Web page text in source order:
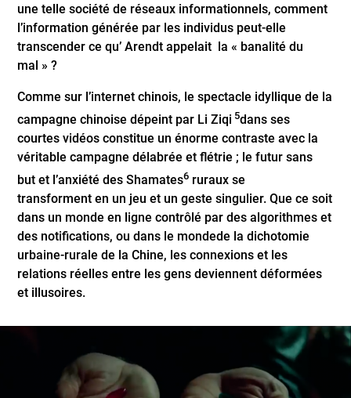
une telle société de réseaux informationnels, comment
l’information générée par les individus peut-elle
transcender ce qu’ Arendt appelait la « banalité du
mal » ?
Comme sur l’internet chinois, le spectacle idyllique de la
campagne chinoise dépeint par Li Ziqi 5dans ses
courtes vidéos constitue un énorme contraste avec la
véritable campagne délabrée et flétrie ; le futur sans
but et l’anxiété des Shamates6 ruraux se
transforment en un jeu et un geste singulier. Que ce soit
dans un monde en ligne contrôlé par des algorithmes et
des notifications, ou dans le mondede la dichotomie
urbaine-rurale de la Chine, les connexions et les
relations réelles entre les gens deviennent déformées
et illusoires.